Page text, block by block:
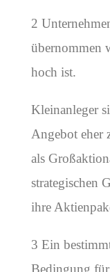
2
übernommen
hoch ist.
Kleinanleger
Angebot eher
als
strategischen
ihre
3 Ein